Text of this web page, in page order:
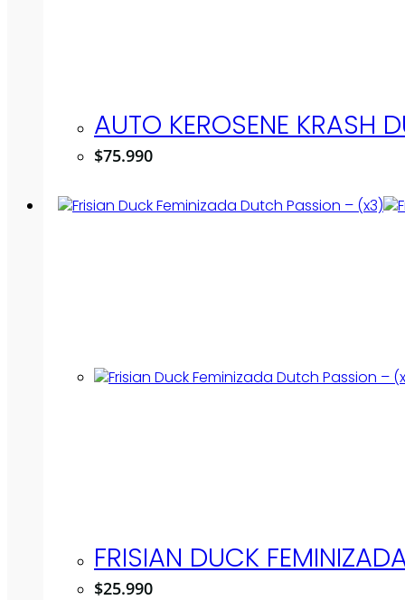
AUTO KEROSENE KRASH
$75.990
FRISIAN DUCK
$25.990